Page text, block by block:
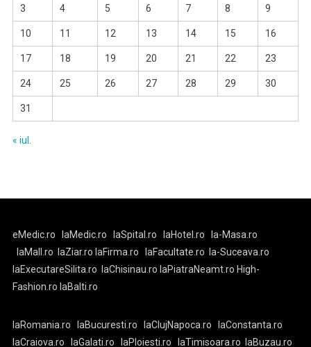
3 4 5 6 7 8 9
10 11 12 13 14 15 16
17 18 19 20 21 22 23
24 25 26 27 28 29 30
31
« iul.
eMedic.ro laMedic.ro laSpital.ro laHotel.ro
la-Masa.ro
laMall.ro
laZiar.ro laFirma.ro laFacultate.ro
la-Suceava.ro
laExecutareSilita.ro
laChisinau.ro laPiatraNeamt.ro High-
Fashion.ro laBalti.ro
laRomania.ro laBucuresti.ro laClujNapoca.ro
laConstanta.ro
laCraiova.ro
laGalati.ro laPloiesti.ro laTimisoara.ro laBuzau.ro